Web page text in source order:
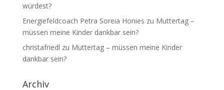
würdest?
Energiefeldcoach Petra Soreia Honies zu Muttertag –
müssen meine Kinder dankbar sein?
christafriedl zu Muttertag – müssen meine Kinder
dankbar sein?
Archiv